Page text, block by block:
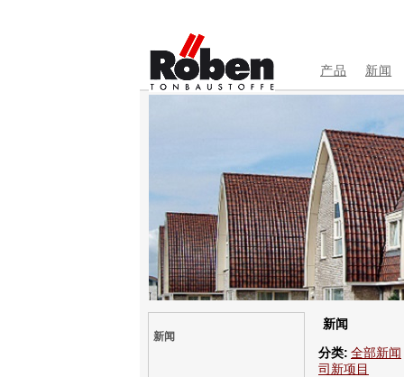
产品 新闻
新闻
新闻
分类: 全部新闻
司新项目